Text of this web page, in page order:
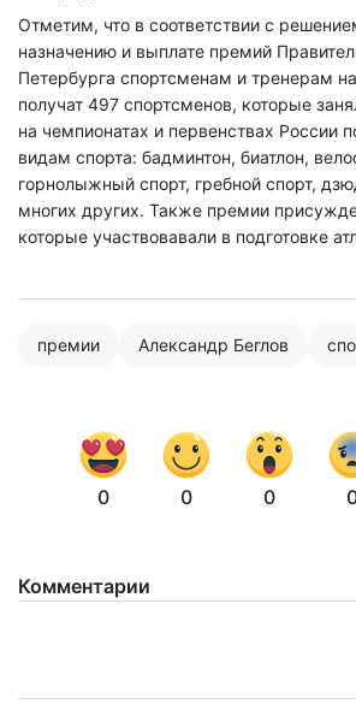
Отметим, что в соответствии с
назначению и выплате премий
Петербурга спортсменам и тренерам
получат 497 спортсменов, которые
на чемпионатах и первенствах России
видам спорта: бадминтон, биатлон,
горнолыжный спорт, гребной спорт,
многих других. Также премии
которые участвовавали в подготовке
премии Александр Беглов
0 0 0
Комментарии
Нажимая на кнопку "Отправить"